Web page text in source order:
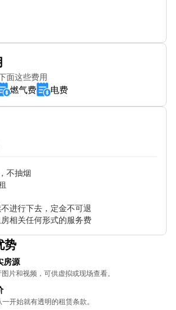
Sf1
(Stop Ns5)
Stop Ns13
面这些费用
燃气费 电费
不抽烟
进行下去，定金不可退
相关任何形式的服务费
势
房源
片和视频，可供虚拟或现场查看。
开始就有透明的租赁条款。